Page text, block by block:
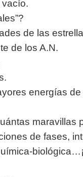
de las
de los A.N.
energías
maravillas
de fases,